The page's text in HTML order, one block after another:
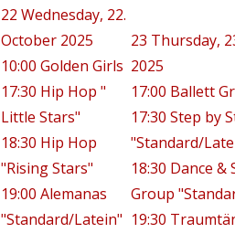
22 Wednesday, 22.
October 2025
10:00 Golden Girls
17:30 Hip Hop "
Little Stars"
18:30 Hip Hop
"Rising Stars"
19:00 Alemanas
"Standard/Latein"
23 Thursday,
2025
17:00 Ballett
17:30 Step by
"Standard/
18:30 Dance &
Group
19:30